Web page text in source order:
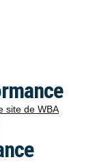
site de WBA